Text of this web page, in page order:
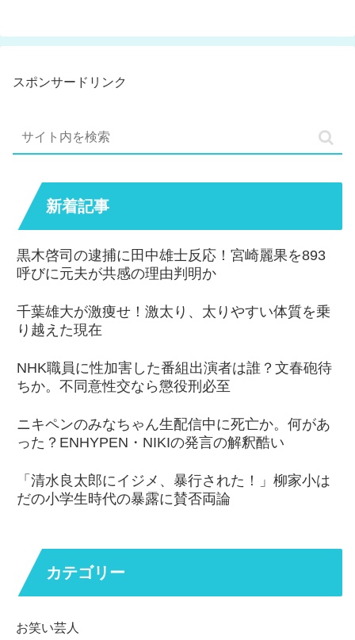
スポンサードリンク
新着記事
黒木啓司の逮捕に田中雄士反応！宮崎麗果を893
呼びに元夫が共感の理由判明か
千葉雄大が激痩せ！激太り、太りやすい体質を乗
り越えた現在
NHK職員に性加害した番組出演者は誰？文春砲待
ちか。不同意性交なら懲役刑必至
ニキペンのみなちゃん生配信中に死亡か。何があ
った？ENHYPEN・NIKIの発言の解釈酷い
「清水良太郎にイジメ、暴行された！」柳家小は
だの小学生時代の暴露に賛否両論
カテゴリー
お笑い芸人